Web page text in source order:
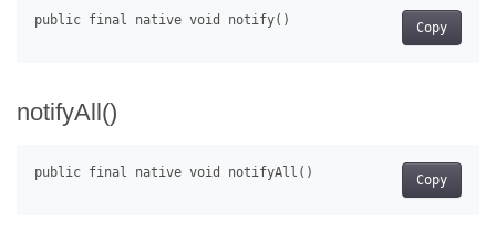
Copy
notifyAll()
Copy